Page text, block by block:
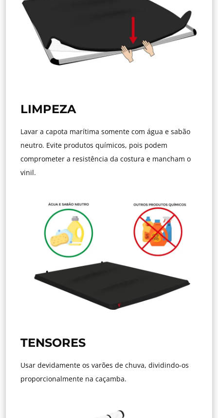
LIMPEZA
Lavar a capota marítima somente com água e sabão
neutro. Evite produtos químicos, pois podem
comprometer a resistência da costura e mancham o
vinil.
TENSORES
Usar devidamente os varões de chuva, dividindo-os
proporcionalmente na caçamba.